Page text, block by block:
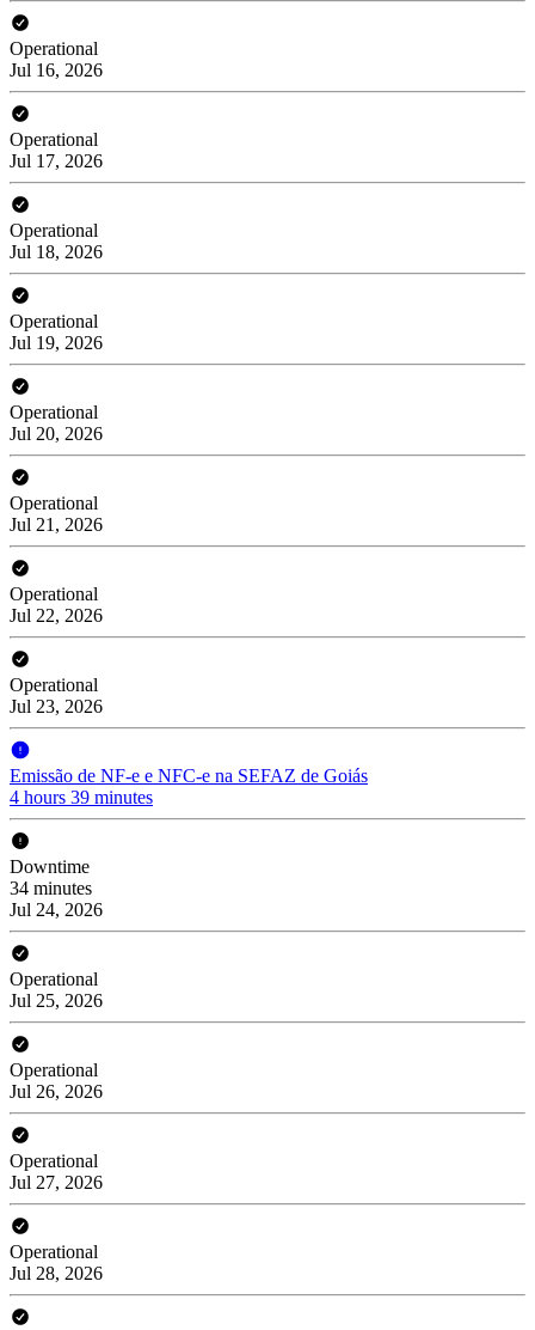
Operational
Jul 16, 2026
Operational
Jul 17, 2026
Operational
Jul 18, 2026
Operational
Jul 19, 2026
Operational
Jul 20, 2026
Operational
Jul 21, 2026
Operational
Jul 22, 2026
Operational
Jul 23, 2026
Emissão de NF-e e NFC-e na SEFAZ de Goiás
4 hours 39 minutes
Downtime
34 minutes
Jul 24, 2026
Operational
Jul 25, 2026
Operational
Jul 26, 2026
Operational
Jul 27, 2026
Operational
Jul 28, 2026